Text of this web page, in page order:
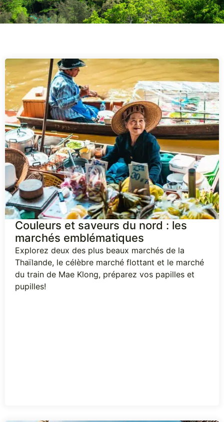
Couleurs et saveurs du nord : les
marchés emblématiques
Explorez deux des plus beaux marchés de la
Thaïlande, le célèbre marché flottant et le marché
du train de Mae Klong, préparez vos papilles et
pupilles!